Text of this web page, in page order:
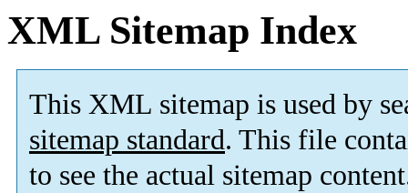
XML Sitemap Index
This XML sitemap is used by
sitemap standard. This file
to see the actual sitemap